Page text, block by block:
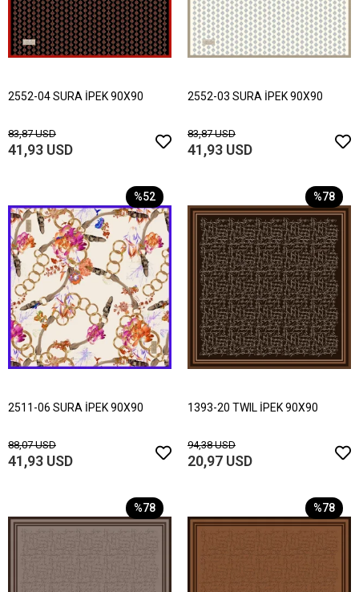
2552-04 SURA İPEK 90X90
83,87 USD
41,93 USD
2552-03 SURA İPEK 90X90
83,87 USD
41,93 USD
%52
2511-06 SURA İPEK 90X90
88,07 USD
41,93 USD
%78
1393-20 TWIL İPEK 90X90
94,38 USD
20,97 USD
%78 %78